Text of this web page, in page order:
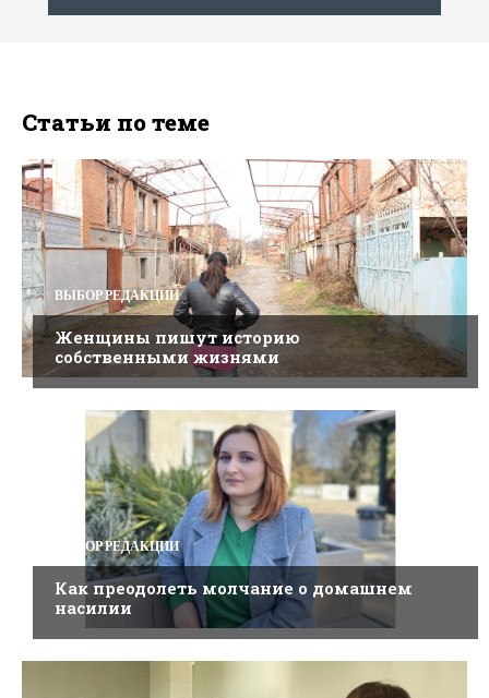
Статьи по теме
ВЫБОР РЕДАКЦИИ
Женщины пишут историю
собственными жизнями
ВЫБОР РЕДАКЦИИ
Как преодолеть молчание о домашнем
насилии